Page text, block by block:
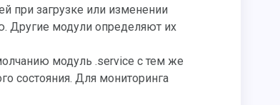
при загрузке или изменении
Другие модули определяют их
модуль .service с тем же
состояния. Для мониторинга